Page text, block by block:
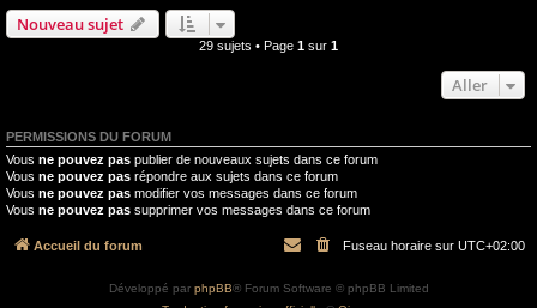
Nouveau sujet
29 sujets • Page 1 sur 1
Aller
PERMISSIONS DU FORUM
Vous ne pouvez pas publier de nouveaux sujets dans ce forum
Vous ne pouvez pas répondre aux sujets dans ce forum
Vous ne pouvez pas modifier vos messages dans ce forum
Vous ne pouvez pas supprimer vos messages dans ce forum
Accueil du forum Fuseau horaire sur UTC+02:00
Développé par phpBB® Forum Software © phpBB Limited